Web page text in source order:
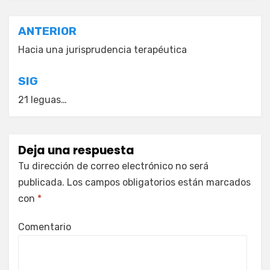
Navegación
de
entradas
ANTERIOR
Hacia una jurisprudencia terapéutica
SIG
21 leguas…
Deja una respuesta
Tu dirección de correo electrónico no será
publicada. Los campos obligatorios están marcados
con *
Comentario